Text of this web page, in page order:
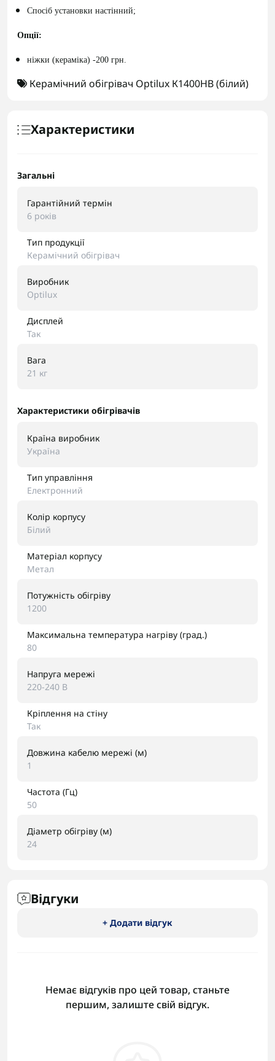
Спосіб установки настінний;
Опції:
ніжки (кераміка) -200 грн.
Керамічний обігрівач Optilux К1400НВ (білий)
Характеристики
Загальні
Гарантійний термін
6 років
Тип продукції
Керамічний обігрівач
Виробник
Optilux
Дисплей
Так
Вага
21 кг
Характеристики обігрівачів
Країна виробник
Україна
Тип управління
Електронний
Колір корпусу
Білий
Матеріал корпусу
Метал
Потужність обігріву
1200
Максимальна температура нагріву (град.)
80
Напруга мережі
220-240 В
Кріплення на стіну
Так
Довжина кабелю мережі (м)
1
Частота (Гц)
50
Діаметр обігріву (м)
24
Відгуки
+ Додати відгук
Немає відгуків про цей товар, станьте
першим, залиште свій відгук.